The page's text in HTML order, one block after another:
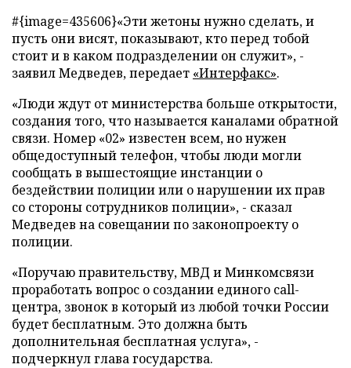
#{image=435606}«Эти жетоны нужно сделать, и
пусть они висят, показывают, кто перед тобой
стоит и в каком подразделении он служит», -
заявил Медведев, передает «Интерфакс».
«Люди ждут от министерства больше открытости,
создания того, что называется каналами обратной
связи. Номер «02» известен всем, но нужен
общедоступный телефон, чтобы люди могли
сообщать в вышестоящие инстанции о
бездействии полиции или о нарушении их прав
со стороны сотрудников полиции», - сказал
Медведев на совещании по законопроекту о
полиции.
«Поручаю правительству, МВД и Минкомсвязи
проработать вопрос о создании единого call-
центра, звонок в который из любой точки России
будет бесплатным. Это должна быть
дополнительная бесплатная услуга», -
подчеркнул глава государства.